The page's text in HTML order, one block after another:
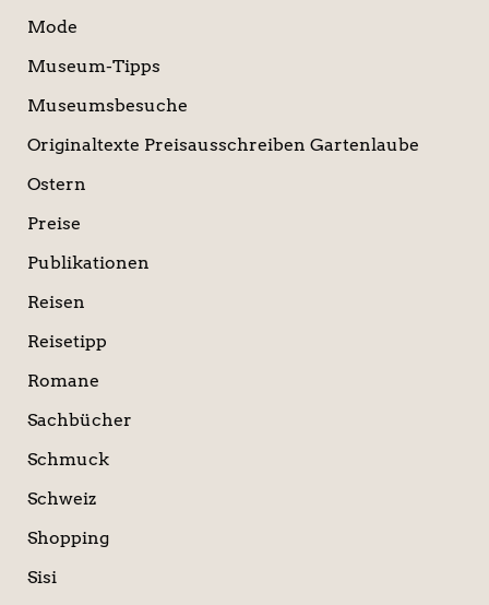
Mode
Museum-Tipps
Museumsbesuche
Originaltexte Preisausschreiben Gartenlaube
Ostern
Preise
Publikationen
Reisen
Reisetipp
Romane
Sachbücher
Schmuck
Schweiz
Shopping
Sisi